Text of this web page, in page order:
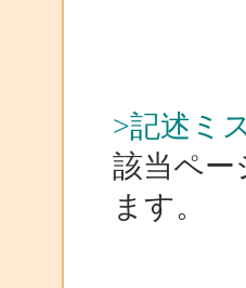
>記述ミ
該当ペー
ます。